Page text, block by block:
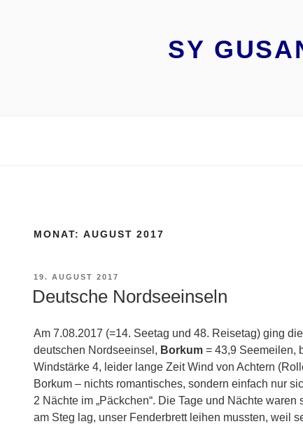
SY
MONAT: AUGUST 2017
VERÖFFENTLICHT
19. AUGUST 2017
Deutsche Nordseeinseln
Am 7.08.2017 (=14. Seetag und 48. Reisetag) ging
deutschen Nordseeinsel, Borkum = 43,9 Seemeilen,
Windstärke 4, leider lange Zeit Wind von Achtern
Borkum – nichts romantisches, sondern einfach nur
2 Nächte im „Päckchen“. Die Tage und Nächte
am Steg lag, unser Fenderbrett leihen mussten, weil